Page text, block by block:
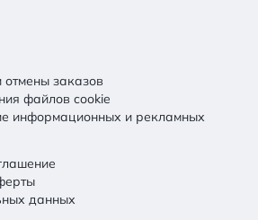
отмены заказов
файлов cookie
информационных и рекламных
данных